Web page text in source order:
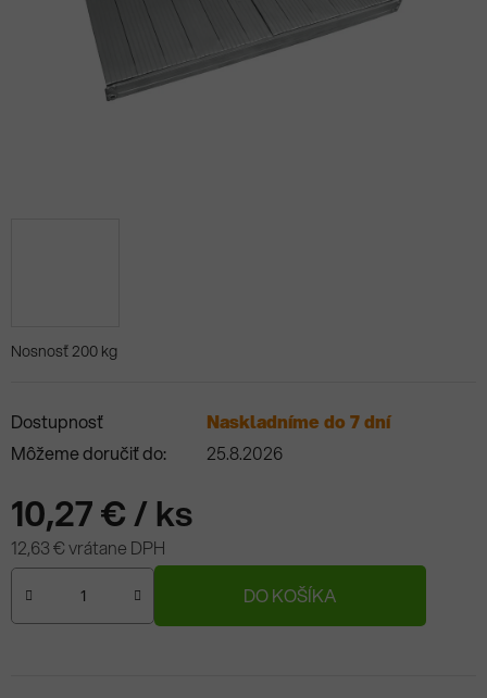
Nosnosť 200 kg
Dostupnosť
Naskladníme do 7 dní
Môžeme doručiť do:
25.8.2026
10,27 €/ ks
12,63 € vrátane DPH
DO KOŠÍKA